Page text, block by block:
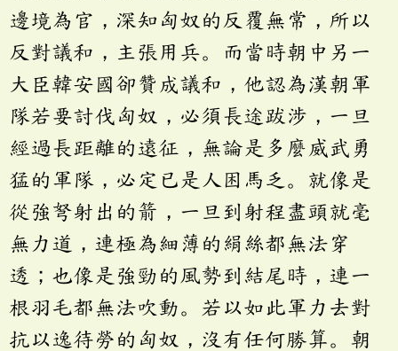
邊境為官，深知匈奴的反覆無常，所以
反對議和，主張用兵。而當時朝中另一
大臣韓安國卻贊成議和，他認為漢朝軍
隊若要討伐匈奴，必須長途跋涉，一旦
經過長距離的遠征，無論是多麼威武勇
猛的軍隊，必定已是人困馬乏。就像是
從強弩射出的箭，一旦到射程盡頭就毫
無力道，連極為細薄的絹絲都無法穿
透；也像是強勁的風勢到結尾時，連一
根羽毛都無法吹動。若以如此軍力去對
抗以逸待勞的匈奴，沒有任何勝算。朝